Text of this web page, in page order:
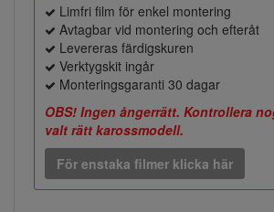
Limfri film för enkel montering
Avtagbar vid montering och efteråt
Levereras färdigskuren
Verktygskit ingår
Monteringsgaranti 30 dagar
OBS! Ingen ångerrätt. Kontrollera
valt rätt karossmodell.
För enstaka filmer klicka här